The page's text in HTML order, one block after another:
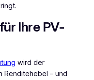
Ihre PV-
wird der
Renditehebel – und